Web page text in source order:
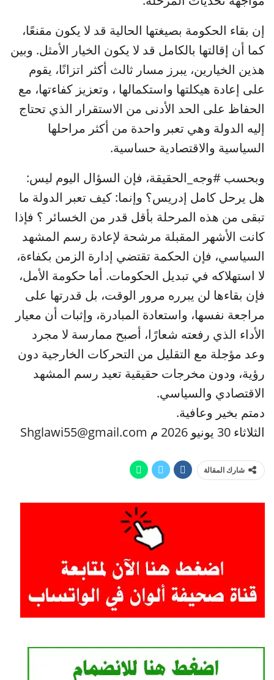
إن بقاء الحكومة بصيغتها الحالية قد لا يكون مقنعًا،
كما أن إقالتها بالكامل قد لا يكون الخيار الأمثل. وبين
هذين الخيارين، يبرز مسار ثالث أكثر اتزانًا، يقوم
على إعادة هيكلتها واستكمالها ، وتعزيز كفاءتها، مع
الحفاظ على الحد الأدنى من الاستقرار الذي تحتاج
إليه الدولة وهي تعبر واحدة من أكثر مراحلها
السياسية والاقتصادية حساسية.
وبحسب #وجه_الحقيقة، فإن السؤال اليوم ليس:
هل يرحل كامل إدريس؟ وإنما: كيف تعبر الدولة ما
تبقى من هذه المرحلة بأقل قدر من الخسائر ؟ فإذا
كانت الأشهر المقبلة مرشحة لإعادة رسم المشهد
السياسي، فإن الحكمة تقتضي إدارة الزمن بكفاءة،
لا استهلاكه في تبديل الحكومات. أما حكومة الأمل،
فإن بقاءها لن يبرره مرور الوقت، بل قدرتها على
مراجعة نفسها، واستعادة المبادرة، وإثبات أن معيار
الأداء الذي رفعته شعارًا، أصبح ممارسة لا مجرد
وعد مؤجلة مع التقليل من التحركات الخارجية دون
رؤية، ودون مخرجات حقيقية تعيد رسم المشهد
الاقتصادي والسياسي.
دمتم بخير وعافية.
الثلاثاء 30 يونيو 2026 م Shglawi55@gmail.com
شارك المقالة